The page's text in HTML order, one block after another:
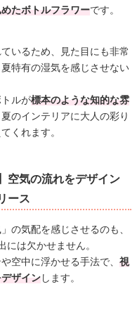
たボトルフラワーです。
いるため、見た目にも非常
特有の湿気を感じさせない
ルが標本のような知的な雰
のインテリアに大人の彩り
くれます。
空気の流れをデザイン
ース
の気配を感じさせるのも、
には欠かせません。
空中に浮かせる手法で、視
ザインします。